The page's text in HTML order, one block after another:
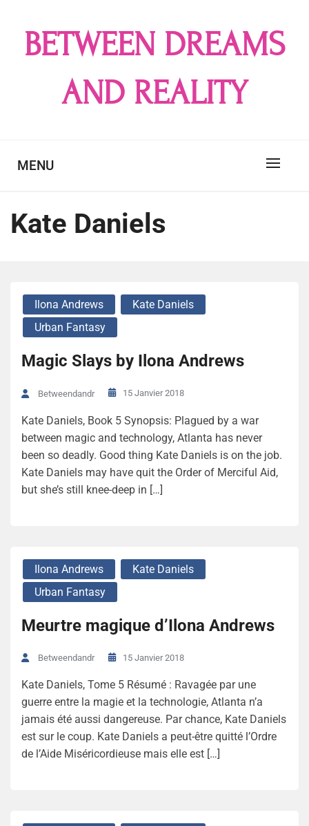
contentBETWEEN DREAMS
AND REALITY
MENU
Kate Daniels
Ilona Andrews
Kate Daniels
Urban Fantasy
Magic Slays by Ilona Andrews
Betweendandr 15 Janvier 2018
Kate Daniels, Book 5 Synopsis: Plagued by a war
between magic and technology, Atlanta has never
been so deadly. Good thing Kate Daniels is on the job.
Kate Daniels may have quit the Order of Merciful Aid,
but she’s still knee-deep in […]
Ilona Andrews
Kate Daniels
Urban Fantasy
Meurtre magique d’Ilona Andrews
Betweendandr 15 Janvier 2018
Kate Daniels, Tome 5 Résumé : Ravagée par une
guerre entre la magie et la technologie, Atlanta n’a
jamais été aussi dangereuse. Par chance, Kate Daniels
est sur le coup. Kate Daniels a peut-être quitté l’Ordre
de l’Aide Miséricordieuse mais elle est […]